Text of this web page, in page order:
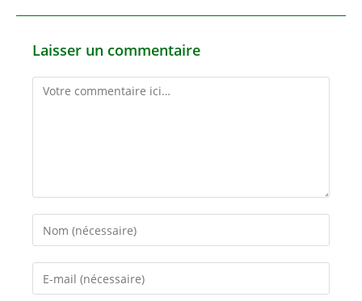
Laisser un commentaire
Comment
Enter
your
name
Enter
your